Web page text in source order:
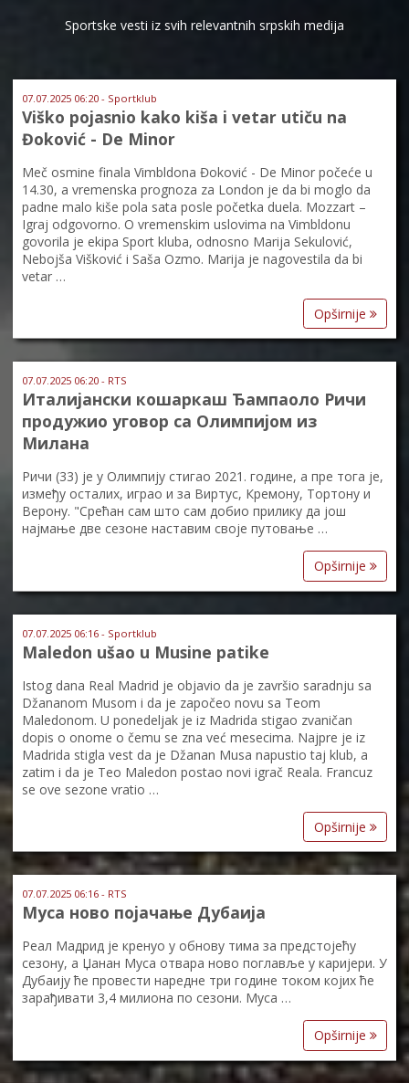
Sportske vesti iz svih relevantnih srpskih medija
07.07.2025 06:20 - Sportklub
Viško pojasnio kako kiša i vetar utiču na
Đoković - De Minor
Meč osmine finala Vimbldona Đoković - De Minor počeće u
14.30, a vremenska prognoza za London je da bi moglo da
padne malo kiše pola sata posle početka duela. Mozzart –
Igraj odgovorno. O vremenskim uslovima na Vimbldonu
govorila je ekipa Sport kluba, odnosno Marija Sekulović,
Nebojša Višković i Saša Ozmo. Marija je nagovestila da bi
vetar …
Opširnije
07.07.2025 06:20 - RTS
Италијански кошаркаш Ђампаоло Ричи
продужио уговор са Олимпијом из
Милана
Ричи (33) је у Олимпију стигао 2021. године, а пре тога је,
између осталих, играо и за Виртус, Кремону, Тортону и
Верону. "Срећан сам што сам добио прилику да још
најмање две сезоне наставим своје путовање …
Opširnije
07.07.2025 06:16 - Sportklub
Maledon ušao u Musine patike
Istog dana Real Madrid je objavio da je završio saradnju sa
Džananom Musom i da je započeo novu sa Teom
Maledonom. U ponedeljak je iz Madrida stigao zvaničan
dopis o onome o čemu se zna već mesecima. Najpre je iz
Madrida stigla vest da je Džanan Musa napustio taj klub, a
zatim i da je Teo Maledon postao novi igrač Reala. Francuz
se ove sezone vratio …
Opširnije
07.07.2025 06:16 - RTS
Муса ново појачање Дубаија
Реал Мадрид је кренуо у обнову тима за предстојећу
сезону, а Џанан Муса отвара ново поглавље у каријери. У
Дубаију ће провести наредне три године током којих ће
зарађивати 3,4 милиона по сезони. Муса …
Opširnije